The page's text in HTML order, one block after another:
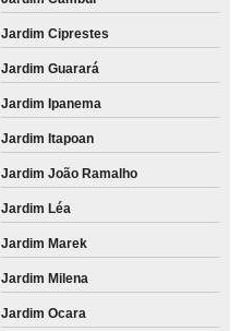
Jardim Ciprestes
Jardim Guarará
Jardim Ipanema
Jardim Itapoan
Jardim João Ramalho
Jardim Léa
Jardim Marek
Jardim Milena
Jardim Ocara